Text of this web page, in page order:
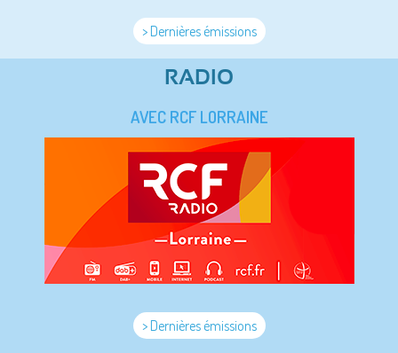
> Dernières émissions
RADIO
AVEC RCF LORRAINE
> Dernières émissions